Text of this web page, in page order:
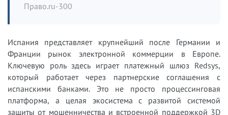
Право.ru-300
Испания представляет крупнейший после Германии и
Франции рынок электронной коммерции в Европе.
Ключевую роль здесь играет платежный шлюз Redsys,
который работает через партнерские соглашения с
испанскими банками. Это не просто процессинговая
платформа, а целая экосистема с развитой системой
защиты от мошенничества и встроенной поддержкой 3D